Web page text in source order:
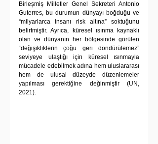
Birleşmiş Milletler Genel Sekreteri Antonio
Guterres, bu durumun dünyayı boğduğu ve
“milyarlarca insanı risk altına” soktuğunu
belirtmiştir. Ayrıca, küresel ısınma kaynaklı
olan ve dünyanın her bölgesinde görülen
“değişikliklerin çoğu geri döndürülemez”
seviyeye ulaştığı için küresel ısınmayla
mücadele edebilmek adına hem uluslararası
hem de ulusal düzeyde düzenlemeler
yapılması gerektiğine değinmiştir (UN,
2021).